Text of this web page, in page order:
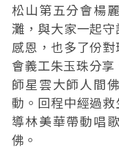
松山第五分會楊
灘，與大家一起
感恩，也多了份
會義工朱玉珠分
師星雲大師人間
動。回程中經過
導林美華帶動唱
佛。